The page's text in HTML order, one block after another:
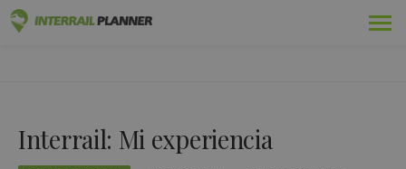
Viajes
Interrail: Mi experiencia